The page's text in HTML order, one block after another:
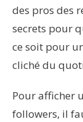
des pros des
secrets pour
ce soit pour
cliché du
Pour afficher
followers, il